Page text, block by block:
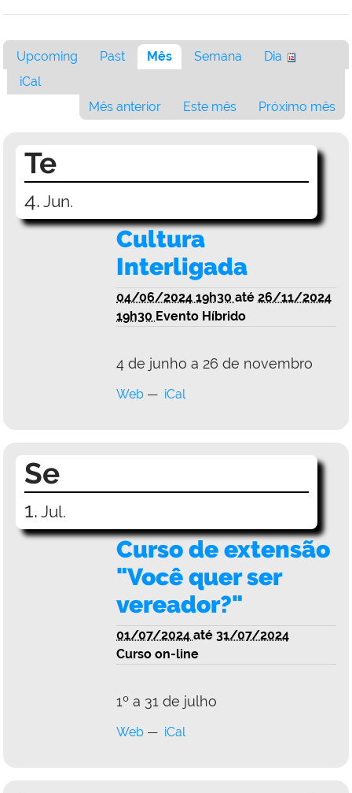
Upcoming Past Mês Semana
Dia
iCal
Mês anterior
Este mês Próximo mês
Te
4. Jun.
Cultura
Interligada
04/06/2024 19h30 até 26/11/2024
19h30 Evento Híbrido
4 de junho a 26 de novembro
Web iCal
Se
1. Jul.
Curso de extensão
"Você quer ser
vereador?"
01/07/2024 até 31/07/2024
Curso on-line
1º a 31 de julho
Web iCal